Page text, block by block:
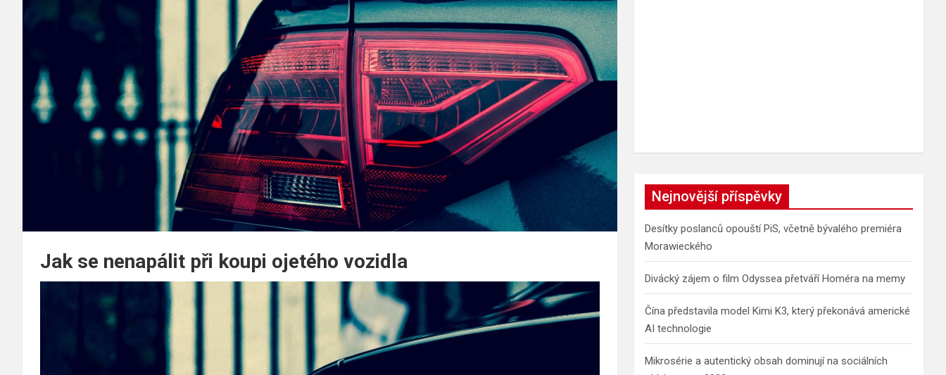
Jak se nenapálit při koupi ojetého vozidla
Nejnovější příspěvky
Desítky poslanců opouští PiS, včetně bývalého premiéra
Morawieckého
Divácký zájem o film Odyssea přetváří Homéra na memy
Čína představila model Kimi K3, který překonává americké
AI technologie
Mikrosérie a autentický obsah dominují na sociálních